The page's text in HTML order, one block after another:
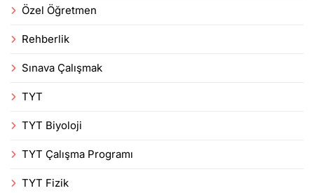
Özel Öğretmen
Rehberlik
Sınava Çalışmak
TYT
TYT Biyoloji
TYT Çalışma Programı
TYT Fizik